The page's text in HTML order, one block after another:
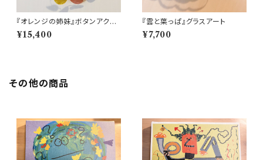
『オレンジの姉妹』ボタンアクセ
サリー
¥15,400
『雲と葉っぱ』グラスアート
¥7,700
その他の商品